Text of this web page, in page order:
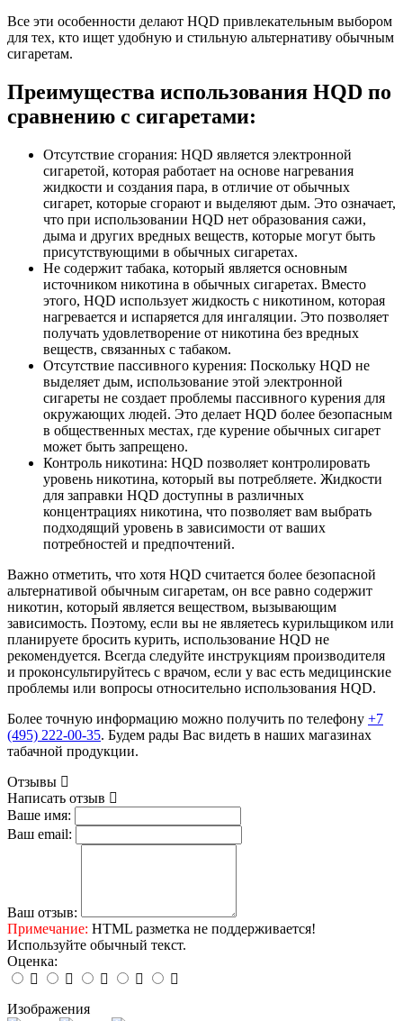
Все эти особенности делают HQD привлекательным выбором
для тех, кто ищет удобную и стильную альтернативу обычным
сигаретам.
Преимущества использования HQD по
сравнению с сигаретами:
Отсутствие сгорания: HQD является электронной
сигаретой, которая работает на основе нагревания
жидкости и создания пара, в отличие от обычных
сигарет, которые сгорают и выделяют дым. Это означает,
что при использовании HQD нет образования сажи,
дыма и других вредных веществ, которые могут быть
присутствующими в обычных сигаретах.
Не содержит табака, который является основным
источником никотина в обычных сигаретах. Вместо
этого, HQD использует жидкость с никотином, которая
нагревается и испаряется для ингаляции. Это позволяет
получать удовлетворение от никотина без вредных
веществ, связанных с табаком.
Отсутствие пассивного курения: Поскольку HQD не
выделяет дым, использование этой электронной
сигареты не создает проблемы пассивного курения для
окружающих людей. Это делает HQD более безопасным
в общественных местах, где курение обычных сигарет
может быть запрещено.
Контроль никотина: HQD позволяет контролировать
уровень никотина, который вы потребляете. Жидкости
для заправки HQD доступны в различных
концентрациях никотина, что позволяет вам выбрать
подходящий уровень в зависимости от ваших
потребностей и предпочтений.
Важно отметить, что хотя HQD считается более безопасной
альтернативой обычным сигаретам, он все равно содержит
никотин, который является веществом, вызывающим
зависимость. Поэтому, если вы не являетесь курильщиком или
планируете бросить курить, использование HQD не
рекомендуется. Всегда следуйте инструкциям производителя
и проконсультируйтесь с врачом, если у вас есть медицинские
проблемы или вопросы относительно использования HQD.
Более точную информацию можно получить по телефону +7
(495) 222-00-35. Будем рады Вас видеть в наших магазинах
табачной продукции.
Отзывы
Написать отзыв
Ваше имя:
Ваш email:
Ваш отзыв:
Примечание: HTML разметка не поддерживается!
Используйте обычный текст.
Оценка:
Изображения